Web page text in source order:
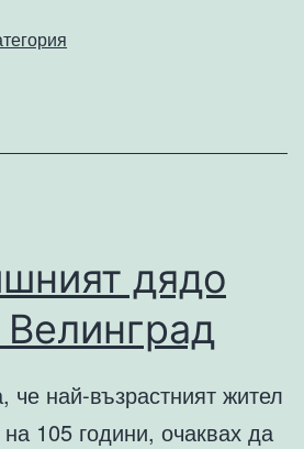
дядо
че най-възрастният жител
105 години, очаквах да